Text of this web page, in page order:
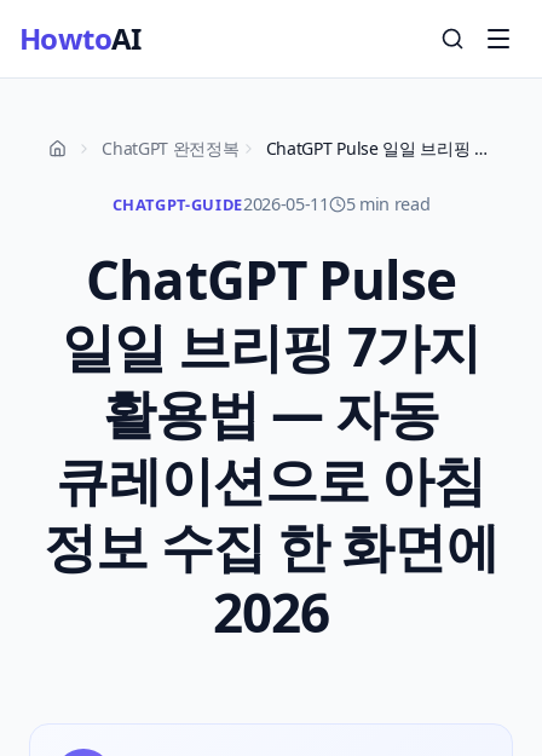
HowtoAI
ChatGPT 완전정복 ChatGPT Pulse 일일 브리핑 7가지 활용법 — 자동 큐레이션으로 아침 정보 수집 한 화면에 2026
CHATGPT-GUIDE2026-05-11 5 min read
ChatGPT Pulse
일일 브리핑 7가지
활용법 — 자동
큐레이션으로 아침
정보 수집 한 화면에
2026